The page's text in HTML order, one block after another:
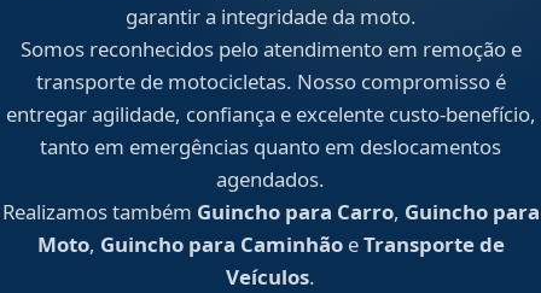
garantir a integridade da moto.
Somos reconhecidos pelo atendimento em remoção e
transporte de motocicletas. Nosso compromisso é
entregar agilidade, confiança e excelente custo-benefício,
tanto em emergências quanto em deslocamentos
agendados.
Realizamos também Guincho para Carro, Guincho para
Moto, Guincho para CaminhãoeTransporte de
Veículos.